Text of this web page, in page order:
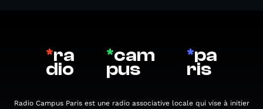
*ra
dio
*cam
pus
*pa
ris
Radio Campus Paris est une radio associative locale qui vise à initier